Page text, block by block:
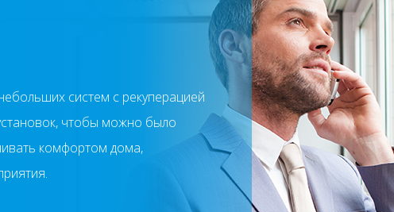
систем с рекуперацией
чтобы можно было
комфортом дома,